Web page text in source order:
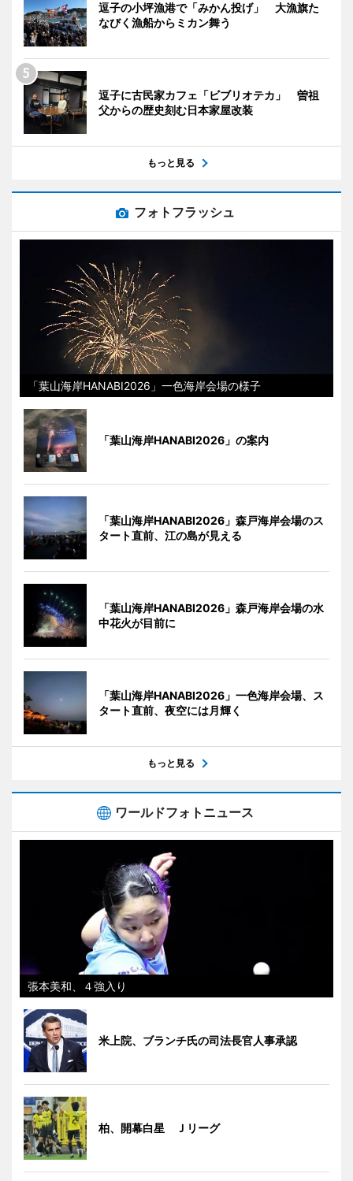
逗子の小坪漁港で「みかん投げ」 大漁旗た
なびく漁船からミカン舞う
逗子に古民家カフェ「ビブリオテカ」 曽祖
父からの歴史刻む日本家屋改装
もっと見る
フォトフラッシュ
「葉山海岸HANABI2026」一色海岸会場の様子
「葉山海岸HANABI2026」の案内
「葉山海岸HANABI2026」森戸海岸会場のス
タート直前、江の島が見える
「葉山海岸HANABI2026」森戸海岸会場の水
中花火が目前に
「葉山海岸HANABI2026」一色海岸会場、ス
タート直前、夜空には月輝く
もっと見る
ワールドフォトニュース
張本美和、４強入り
米上院、ブランチ氏の司法長官人事承認
柏、開幕白星 Ｊリーグ